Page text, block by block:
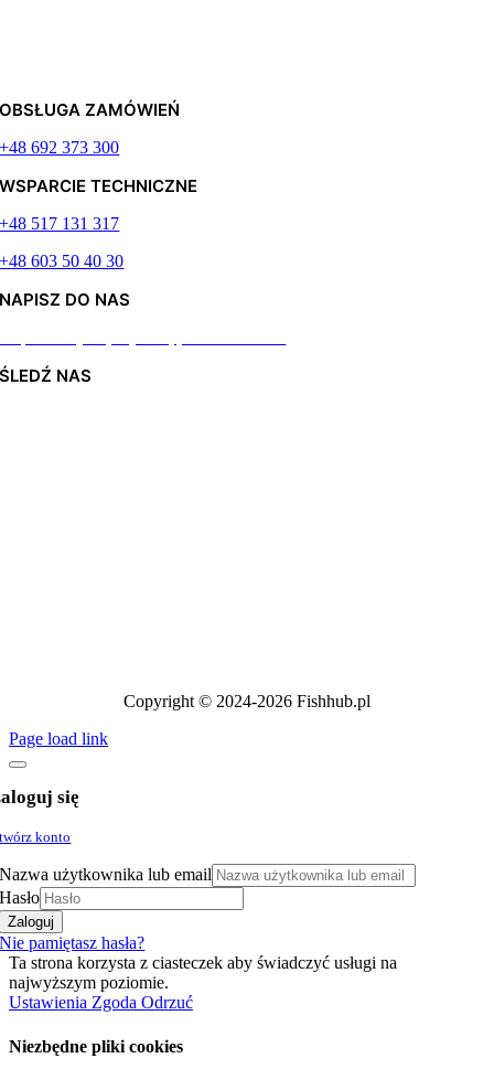
OBSŁUGA ZAMÓWIEŃ
+48 692 373 300
WSPARCIE TECHNICZNE
+48 517 131 317
+48 603 50 40 30
NAPISZ DO NAS
ŚLEDŹ NAS
Copyright © 2024-2026 Fishhub.pl
Page load link
się
konto
Nazwa użytkownika lub email
Hasło
Zaloguj
Nie pamiętasz hasła?
Ta strona korzysta z ciasteczek aby świadczyć usługi na
najwyższym poziomie.
Ustawienia Zgoda Odrzuć
Niezbędne pliki cookies